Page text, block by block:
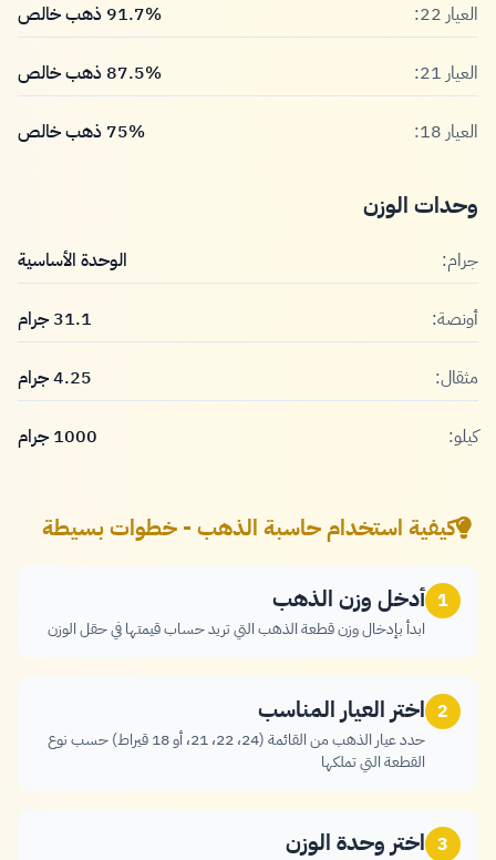
العيار 22: 91.7% ذهب خالص
العيار 21: 87.5% ذهب خالص
العيار 18: 75% ذهب خالص
وحدات الوزن
جرام: الوحدة الأساسية
أونصة: 31.1 جرام
مثقال: 4.25 جرام
كيلو: 1000 جرام
كيفية استخدام حاسبة الذهب - خطوات بسيطة
1 أدخل وزن الذهب
ابدأ بإدخال وزن قطعة الذهب التي تريد حساب قيمتها في حقل الوزن
2 اختر العيار المناسب
حدد عيار الذهب من القائمة (24، 22، 21، أو 18 قيراط) حسب نوع
القطعة التي تملكها
3 اختر وحدة الوزن